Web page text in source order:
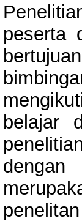
peserta
belajar